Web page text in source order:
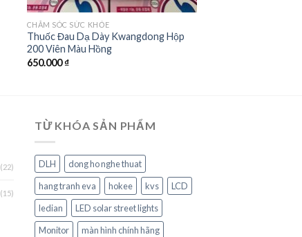
CHĂM SÓC SỨC KHỎE
Thuốc Đau Dạ Dày Kwangdong Hộp
200 Viên Màu Hồng
650.000₫
(22)
(15)
TỪ KHÓA SẢN PHẨM
DLH
dong ho nghe thuat
hang tranh eva
hokee kvs
LCD
ledian
LED solar street lights
Monitor
màn hình chính hãng